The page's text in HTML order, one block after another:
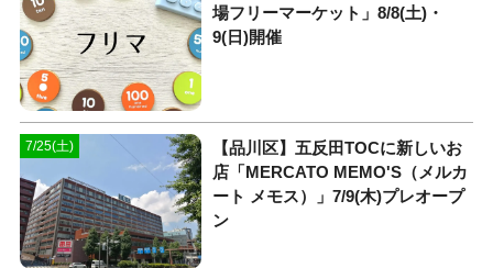
場フリーマーケット」8/8(土)・
9(日)開催
7/25(土)
【品川区】五反田TOCに新しいお
店「MERCATO MEMO'S（メルカ
ート メモス）」7/9(木)プレオープ
ン